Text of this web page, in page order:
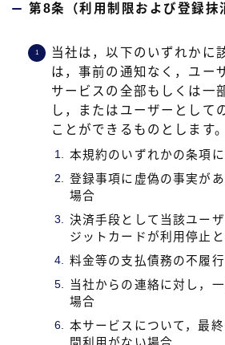
第8条（利用制限および登録抹
当社は，以下のいずれかに
は，事前の通知なく，ユー
サービスの全部もしくは一
し，またはユーザーとして
ことができるものとします。
本規約のいずれかの条項
登録事項に虚偽の事実が
場合
決済手段として当該ユー
ジットカードが利用停止
料金等の支払債務の不履
当社からの連絡に対し，
場合
本サービスについて，最
間利用がない場合